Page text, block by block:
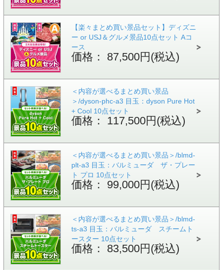
【楽々まとめ買い景品セット】ディズニ
ー or USJ＆グルメ景品10点セット Aコ
ース
価格： 87,500円(税込)
＜内容が選べるまとめ買い景品
＞/dyson-phc-a3 目玉：dyson Pure Hot
+ Cool 10点セット
価格： 117,500円(税込)
＜内容が選べるまとめ買い景品＞/blmd-
plt-a3 目玉：バルミューダ ザ・プレー
ト プロ 10点セット
価格： 99,000円(税込)
＜内容が選べるまとめ買い景品＞/blmd-
ts-a3 目玉：バルミューダ スチームト
ースター 10点セット
価格： 83,500円(税込)